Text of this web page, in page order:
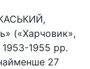
(«Харчовик»,
1955 рр.
27